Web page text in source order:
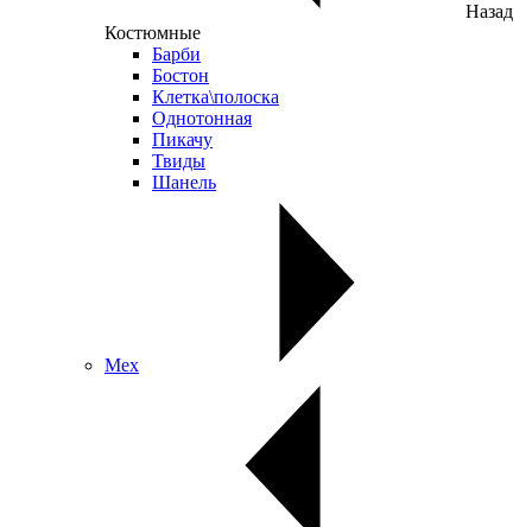
Назад
Костюмные
Барби
Бостон
Клетка\полоска
Однотонная
Пикачу
Твиды
Шанель
Мех